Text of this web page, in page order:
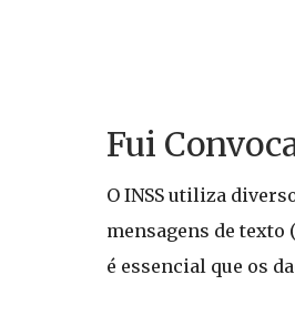
Fui
O INSS utiliza
mensagens de texto
é essencial que os